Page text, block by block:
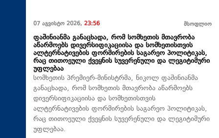
07 აგვისტო 2026, 23:56 მსოფლიო
ფაშინიანმა განაცხადა, რომ სომხეთის მთავრობა
აწარმოებს დივერსიფიკაციისა და სომხეთისთვის
ალტერნატივების ფორმირების საგარეო პოლიტიკას,
რაც თითოეული ქვეყნის სუვერენული და ლეგიტიმური
უფლებაა
სომხეთის პრემიერ-მინისტრმა, ნიკოლ ფაშინიანმა
განაცხადა, რომ სომხეთის მთავრობა აწარმოებს
დივერსიფიკაციისა და სომხეთისთვის
ალტერნატივების ფორმირების საგარეო პოლიტიკას,
რაც თითოეული ქვეყნის სუვერენული და ლეგიტიმური
უფლებაა.